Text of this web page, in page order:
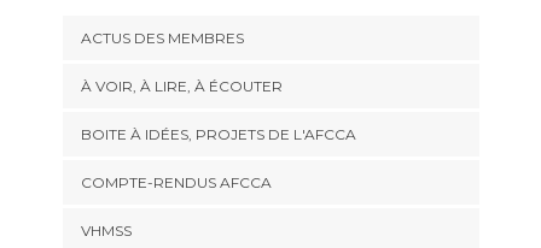
ACTUS DES MEMBRES
À VOIR, À LIRE, À ÉCOUTER
BOITE À IDÉES, PROJETS DE L'AFCCA
COMPTE-RENDUS AFCCA
VHMSS